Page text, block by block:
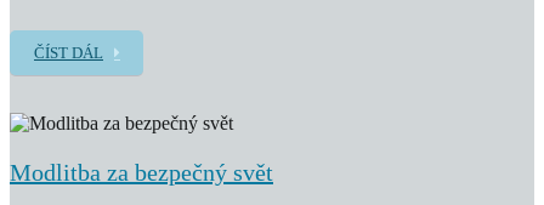
ČÍST DÁL
Modlitba za bezpečný svět